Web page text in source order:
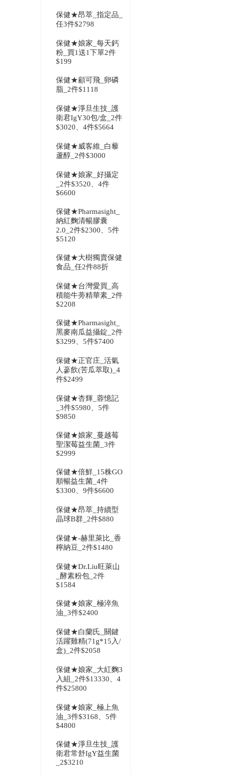
保健★昂萃_指定品_
任3件$2798
保健★娘家_每天鈣
粉_買1送1下單2件
$199
保健★顧可飛_卵磷
脂_2件$1118
保健★淨旦生技_護
衛君IgY30包/盒_2件
$3020、4件$5664
保健★威客維_白藜
蘆醇_2件$3000
保健★娘家_好攝定
_2件$3520、4件
$6600
保健★Pharmasight_
納紅麴清暢膠囊
2.0_2件$2300、5件
$5120
保健★大樹獨賣保健
食品_任2件88折
保健★台灣愛買_高
積能牛蒡精華素_2件
$2208
保健★Pharmasight_
黑麥南瓜益攝錠_2件
$3299、5件$7400
保健★正官庄_活氣
人蔘飲(苦瓜萃取)_4
件$2499
保健★杏輝_蓉憶記
_3件$5980、5件
$9850
保健★娘家_蔓越莓
聖潔莓益生菌_3件
$2999
保健★倍鮮_15株GO
順暢益生菌_4件
$3300、9件$6600
保健★昂萃_持續型
晶球B群_2件$880
保健★-赫里萊比_香
檸納豆_2件$1480
保健★Dr.Liu旺萊山
_酵素粉包_2件
$1584
保健★娘家_極淬魚
油_3件$2400
保健★白蘭氏_關鍵
活躍雞精(71g*15入/
盒)_2件$2058
保健★娘家_大紅麴3
入組_2件$13330、4
件$25800
保健★娘家_極上魚
油_3件$3168、5件
$4800
保健★淨旦生技_護
衛君常舒IgY益生菌
_2$3210